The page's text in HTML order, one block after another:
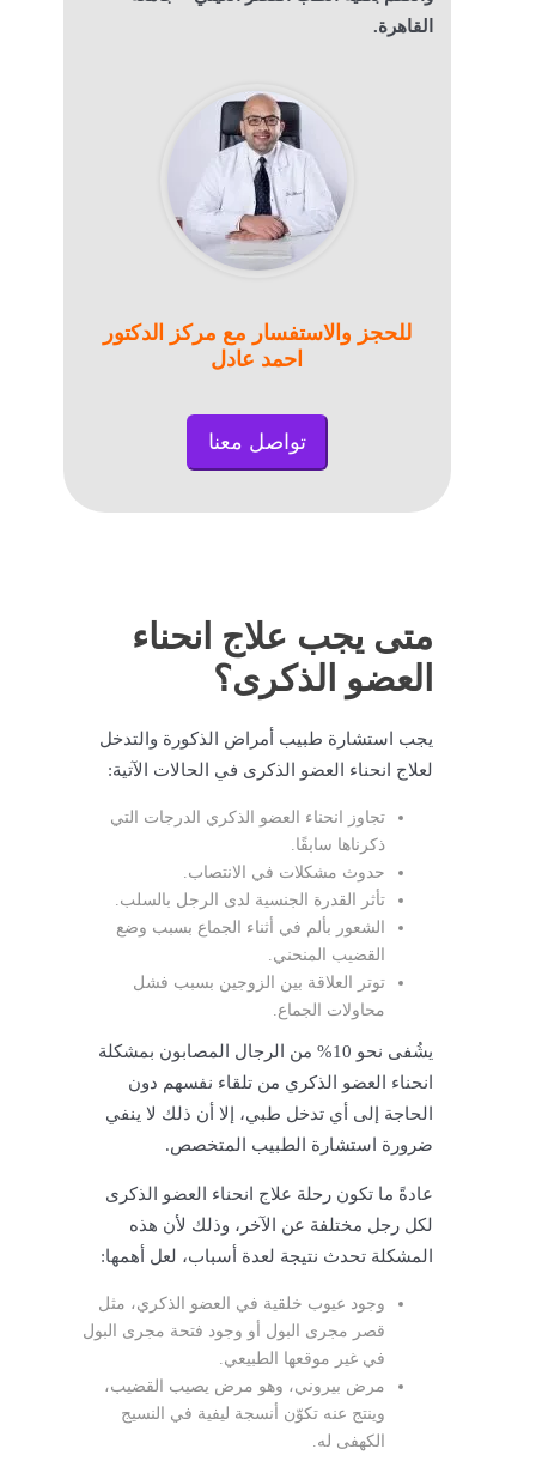
القاهرة.
للحجز والاستفسار مع مركز الدكتور
احمد عادل
تواصل معنا
متى يجب علاج انحناء
العضو الذكرى؟
يجب استشارة طبيب أمراض الذكورة والتدخل
لعلاج انحناء العضو الذكرى في الحالات الآتية:
تجاوز انحناء العضو الذكري الدرجات التي
ذكرناها سابقًا.
حدوث مشكلات في الانتصاب.
تأثر القدرة الجنسية لدى الرجل بالسلب.
الشعور بألم في أثناء الجماع بسبب وضع
القضيب المنحني.
توتر العلاقة بين الزوجين بسبب فشل
محاولات الجماع.
يشُفى نحو 10% من الرجال المصابون بمشكلة
انحناء العضو الذكري من تلقاء نفسهم دون
الحاجة إلى أي تدخل طبي، إلا أن ذلك لا ينفي
ضرورة استشارة الطبيب المتخصص.
عادةً ما تكون رحلة علاج انحناء العضو الذكرى
لكل رجل مختلفة عن الآخر، وذلك لأن هذه
المشكلة تحدث نتيجة لعدة أسباب، لعل أهمها:
وجود عيوب خلقية في العضو الذكري، مثل
قصر مجرى البول أو وجود فتحة مجرى البول
في غير موقعها الطبيعي.
مرض بيروني، وهو مرض يصيب القضيب،
وينتج عنه تكوّن أنسجة ليفية في النسيج
الكهفى له.